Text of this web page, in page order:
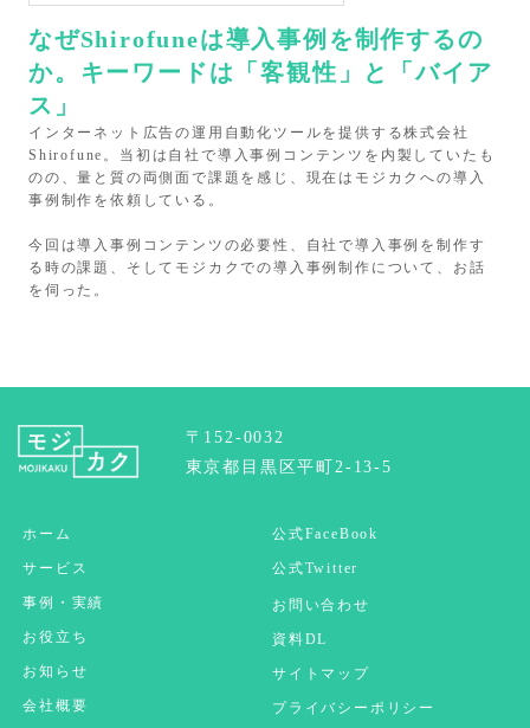
なぜShirofuneは導入事例を制作するの
か。キーワードは「客観性」と「バイア
ス」
インターネット広告の運用自動化ツールを提供する株式会社
Shirofune。当初は自社で導入事例コンテンツを内製していたも
のの、量と質の両側面で課題を感じ、現在はモジカクへの導入
事例制作を依頼している。
今回は導入事例コンテンツの必要性、自社で導入事例を制作す
る時の課題、そしてモジカクでの導入事例制作について、お話
を伺った。
〒152-0032
東京都目黒区平町2-13-5
ホーム
サービス
事例・実績
お役立ち
お知らせ
会社概要
公式FaceBook
公式Twitter
お問い合わせ
資料DL
サイトマップ
プライバシーポリシー